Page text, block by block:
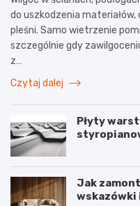
do uszkodzenia
pleśni. Samo wietrzenie
szczególnie gdy
z…
Czytaj dalej
Płyty
Jak
wskazówki